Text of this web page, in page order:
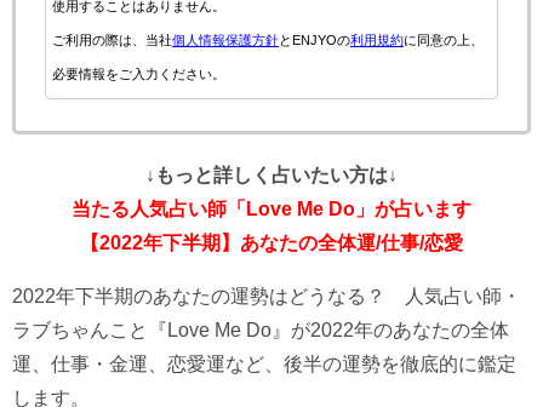
使用することはありません。
ご利用の際は、当社個人情報保護方針とENJYOの利用規約に同意の上、
必要情報をご入力ください。
↓もっと詳しく占いたい方は↓
当たる人気占い師「Love Me Do」が占います
【2022年下半期】あなたの全体運/仕事/恋愛
2022年下半期のあなたの運勢はどうなる？ 人気占い師・
ラブちゃんこと『Love Me Do』が2022年のあなたの全体
運、仕事・金運、恋愛運など、後半の運勢を徹底的に鑑定
します。